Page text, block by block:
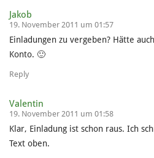
Jakob
19. November 2011 um 01:57
Einladungen zu vergeben? Hätte
Konto. 🙂
Reply
Valentin
19. November 2011 um 01:58
Klar, Einladung ist schon raus. Ich
Text oben.